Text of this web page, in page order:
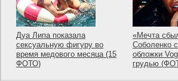
Дуа Липа показала
сексуальную фигуру во
время медового месяца (15
ФОТО)
«Мечта
Соболенко
обложки
грудью